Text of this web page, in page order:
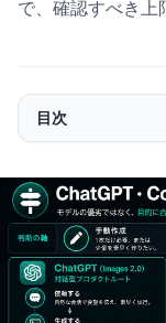
で、確認すべき上
目次